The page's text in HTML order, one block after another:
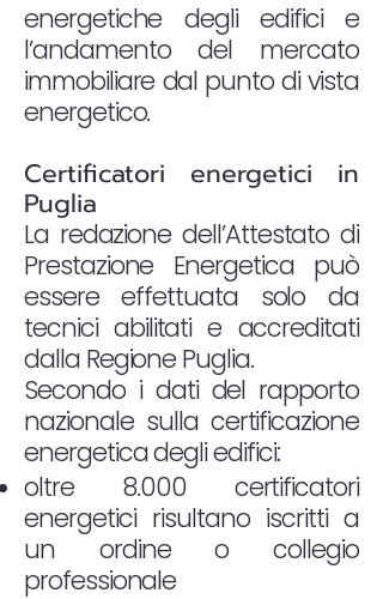
energetiche degli edifici e
l’andamento del mercato
immobiliare dal punto di vista
energetico.
Certificatori energetici in
Puglia
La redazione dell’Attestato di
Prestazione Energetica può
essere effettuata solo da
tecnici abilitati e accreditati
dalla Regione Puglia.
Secondo i dati del rapporto
nazionale sulla certificazione
energetica degli edifici:
oltre 8.000 certificatori
energetici risultano iscritti a
un ordine o collegio
professionale